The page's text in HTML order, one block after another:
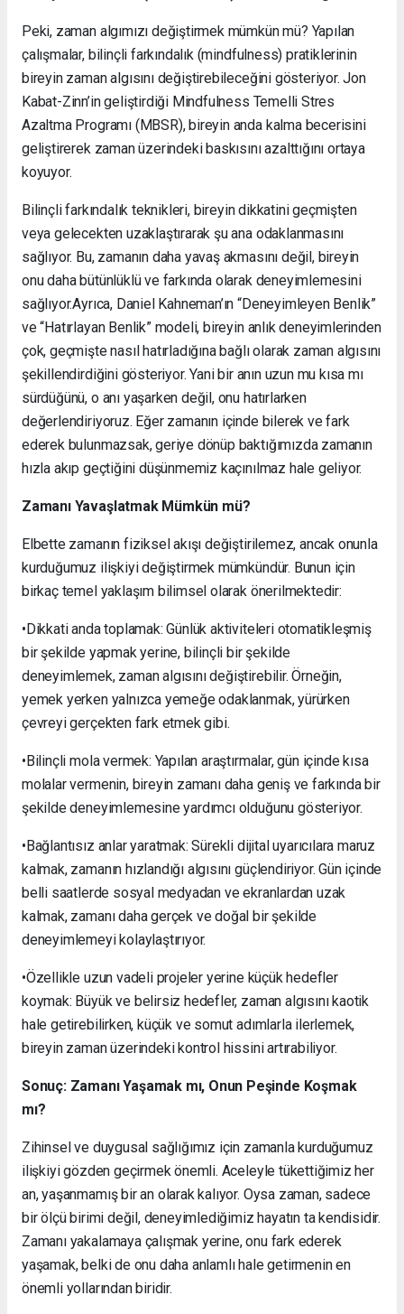
Peki, zaman algımızı değiştirmek mümkün mü? Yapılan
çalışmalar, bilinçli farkındalık (mindfulness) pratiklerinin
bireyin zaman algısını değiştirebileceğini gösteriyor. Jon
Kabat-Zinn’in geliştirdiği Mindfulness Temelli Stres
Azaltma Programı (MBSR), bireyin anda kalma becerisini
geliştirerek zaman üzerindeki baskısını azalttığını ortaya
koyuyor.
Bilinçli farkındalık teknikleri, bireyin dikkatini geçmişten
veya gelecekten uzaklaştırarak şu ana odaklanmasını
sağlıyor. Bu, zamanın daha yavaş akmasını değil, bireyin
onu daha bütünlüklü ve farkında olarak deneyimlemesini
sağlıyor.Ayrıca, Daniel Kahneman’ın “Deneyimleyen Benlik”
ve “Hatırlayan Benlik” modeli, bireyin anlık deneyimlerinden
çok, geçmişte nasıl hatırladığına bağlı olarak zaman algısını
şekillendirdiğini gösteriyor. Yani bir anın uzun mu kısa mı
sürdüğünü, o anı yaşarken değil, onu hatırlarken
değerlendiriyoruz. Eğer zamanın içinde bilerek ve fark
ederek bulunmazsak, geriye dönüp baktığımızda zamanın
hızla akıp geçtiğini düşünmemiz kaçınılmaz hale geliyor.
Zamanı Yavaşlatmak Mümkün mü?
Elbette zamanın fiziksel akışı değiştirilemez, ancak onunla
kurduğumuz ilişkiyi değiştirmek mümkündür. Bunun için
birkaç temel yaklaşım bilimsel olarak önerilmektedir:
•Dikkati anda toplamak: Günlük aktiviteleri otomatikleşmiş
bir şekilde yapmak yerine, bilinçli bir şekilde
deneyimlemek, zaman algısını değiştirebilir. Örneğin,
yemek yerken yalnızca yemeğe odaklanmak, yürürken
çevreyi gerçekten fark etmek gibi.
•Bilinçli mola vermek: Yapılan araştırmalar, gün içinde kısa
molalar vermenin, bireyin zamanı daha geniş ve farkında bir
şekilde deneyimlemesine yardımcı olduğunu gösteriyor.
•Bağlantısız anlar yaratmak: Sürekli dijital uyarıcılara maruz
kalmak, zamanın hızlandığı algısını güçlendiriyor. Gün içinde
belli saatlerde sosyal medyadan ve ekranlardan uzak
kalmak, zamanı daha gerçek ve doğal bir şekilde
deneyimlemeyi kolaylaştırıyor.
•Özellikle uzun vadeli projeler yerine küçük hedefler
koymak: Büyük ve belirsiz hedefler, zaman algısını kaotik
hale getirebilirken, küçük ve somut adımlarla ilerlemek,
bireyin zaman üzerindeki kontrol hissini artırabiliyor.
Sonuç: Zamanı Yaşamak mı, Onun Peşinde Koşmak
mı?
Zihinsel ve duygusal sağlığımız için zamanla kurduğumuz
ilişkiyi gözden geçirmek önemli. Aceleyle tükettiğimiz her
an, yaşanmamış bir an olarak kalıyor. Oysa zaman, sadece
bir ölçü birimi değil, deneyimlediğimiz hayatın ta kendisidir.
Zamanı yakalamaya çalışmak yerine, onu fark ederek
yaşamak, belki de onu daha anlamlı hale getirmenin en
önemli yollarından biridir.